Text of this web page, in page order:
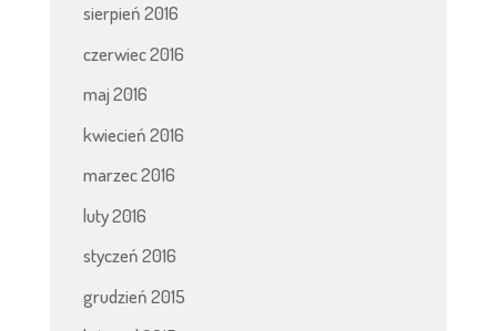
sierpień 2016
czerwiec 2016
maj 2016
kwiecień 2016
marzec 2016
luty 2016
styczeń 2016
grudzień 2015